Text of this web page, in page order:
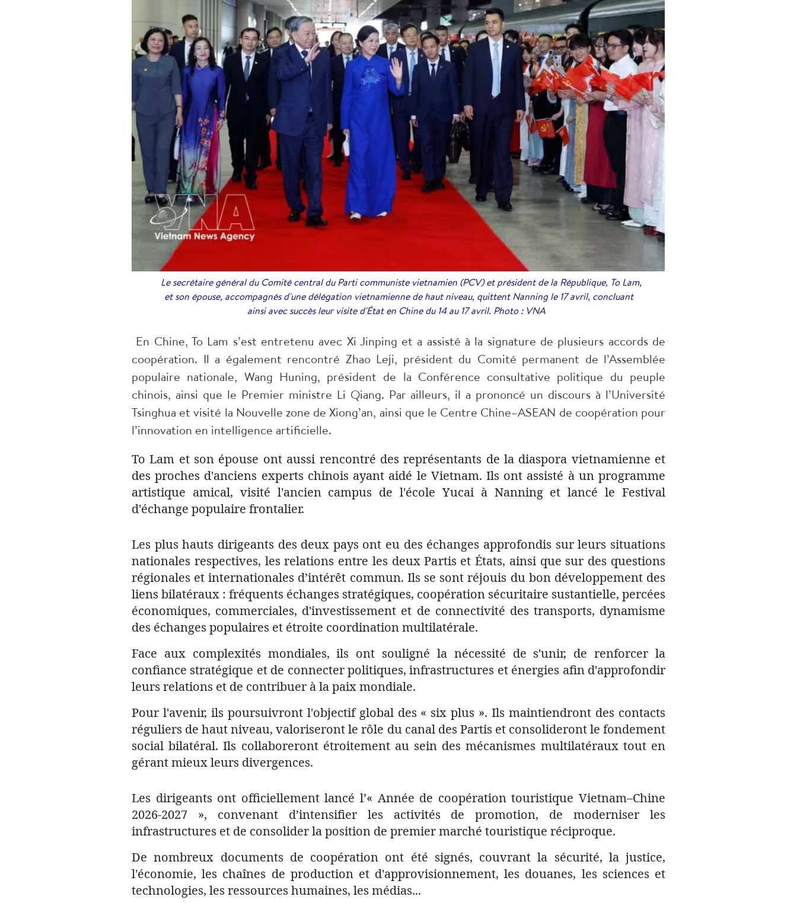
Le secrétaire général du Comité central du Parti communiste vietnamien (PCV) et président de la République, To Lam,
et son épouse, accompagnés d'une délégation vietnamienne de haut niveau, quittent Nanning le 17 avril, concluant
ainsi avec succès leur visite d'État en Chine du 14 au 17 avril. Photo : VNA
En Chine, To Lam s’est entretenu avec Xi Jinping et a assisté à la signature de plusieurs accords de
coopération. Il a également rencontré Zhao Leji, président du Comité permanent de l’Assemblée
populaire nationale, Wang Huning, président de la Conférence consultative politique du peuple
chinois, ainsi que le Premier ministre Li Qiang. Par ailleurs, il a prononcé un discours à l’Université
Tsinghua et visité la Nouvelle zone de Xiong’an, ainsi que le Centre Chine–ASEAN de coopération pour
l’innovation en intelligence artificielle.
To Lam et son épouse ont aussi rencontré des représentants de la diaspora vietnamienne et
des proches d'anciens experts chinois ayant aidé le Vietnam. Ils ont assisté à un programme
artistique amical, visité l'ancien campus de l'école Yucai à Nanning et lancé le Festival
d'échange populaire frontalier.
Les plus hauts dirigeants des deux pays ont eu des échanges approfondis sur leurs situations
nationales respectives, les relations entre les deux Partis et États, ainsi que sur des questions
régionales et internationales d’intérêt commun. Ils se sont réjouis du bon développement des
liens bilatéraux : fréquents échanges stratégiques, coopération sécuritaire sustantielle, percées
économiques, commerciales, d'investissement et de connectivité des transports, dynamisme
des échanges populaires et étroite coordination multilatérale.
Face aux complexités mondiales, ils ont souligné la nécessité de s'unir, de renforcer la
confiance stratégique et de connecter politiques, infrastructures et énergies afin d'approfondir
leurs relations et de contribuer à la paix mondiale.
Pour l'avenir, ils poursuivront l'objectif global des « six plus ». Ils maintiendront des contacts
réguliers de haut niveau, valoriseront le rôle du canal des Partis et consolideront le fondement
social bilatéral. Ils collaboreront étroitement au sein des mécanismes multilatéraux tout en
gérant mieux leurs divergences.
Les dirigeants ont officiellement lancé l’« Année de coopération touristique Vietnam–Chine
2026-2027 », convenant d’intensifier les activités de promotion, de moderniser les
infrastructures et de consolider la position de premier marché touristique réciproque.
De nombreux documents de coopération ont été signés, couvrant la sécurité, la justice,
l'économie, les chaînes de production et d'approvisionnement, les douanes, les sciences et
technologies, les ressources humaines, les médias...